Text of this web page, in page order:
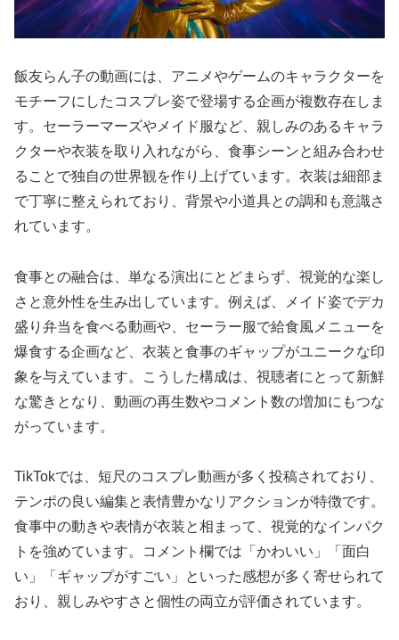
飯友らん子の動画には、アニメやゲームのキャラクターを
モチーフにしたコスプレ姿で登場する企画が複数存在しま
す。セーラーマーズやメイド服など、親しみのあるキャラ
クターや衣装を取り入れながら、食事シーンと組み合わせ
ることで独自の世界観を作り上げています。衣装は細部ま
で丁寧に整えられており、背景や小道具との調和も意識さ
れています。
食事との融合は、単なる演出にとどまらず、視覚的な楽し
さと意外性を生み出しています。例えば、メイド姿でデカ
盛り弁当を食べる動画や、セーラー服で給食風メニューを
爆食する企画など、衣装と食事のギャップがユニークな印
象を与えています。こうした構成は、視聴者にとって新鮮
な驚きとなり、動画の再生数やコメント数の増加にもつな
がっています。
TikTokでは、短尺のコスプレ動画が多く投稿されており、
テンポの良い編集と表情豊かなリアクションが特徴です。
食事中の動きや表情が衣装と相まって、視覚的なインパク
トを強めています。コメント欄では「かわいい」「面白
い」「ギャップがすごい」といった感想が多く寄せられて
おり、親しみやすさと個性の両立が評価されています。